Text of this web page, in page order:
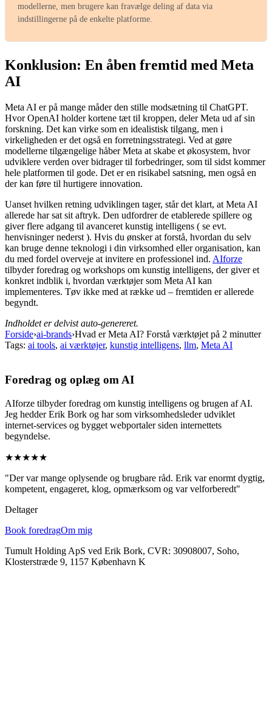
modellerne, men brugere kan fravælge deling af data via
indstillingerne på de enkelte platforme.
Konklusion: En åben fremtid med Meta
AI
Meta AI er på mange måder den stille modsætning til ChatGPT.
Hvor OpenAI holder kortene tæt til kroppen, deler Meta ud af sin
forskning. Det kan virke som en idealistisk tilgang, men i
virkeligheden er det også en forretningsstrategi. Ved at gøre
modellerne tilgængelige håber Meta at skabe et økosystem, hvor
udviklere verden over bidrager til forbedringer, som til sidst kommer
hele platformen til gode. Det er en risikabel satsning, men også en
der kan føre til hurtigere innovation.
Uanset hvilken retning udviklingen tager, står det klart, at Meta AI
allerede har sat sit aftryk. Den udfordrer de etablerede spillere og
giver flere adgang til avanceret kunstig intelligens ( se evt.
henvisninger nederst ). Hvis du ønsker at forstå, hvordan du selv
kan bruge denne teknologi i din virksomhed eller organisation, kan
du med fordel overveje at invitere en professionel ind. AIforze
tilbyder foredrag og workshops om kunstig intelligens, der giver et
konkret indblik i, hvordan værktøjer som Meta AI kan
implementeres. Tøv ikke med at række ud – fremtiden er allerede
begyndt.
Indholdet er delvist auto-genereret.
Forside›ai-brands›Hvad er Meta AI? Forstå værktøjet på 2 minutter
Tags: ai tools, ai værktøjer, kunstig intelligens, llm, Meta AI
Foredrag og oplæg om AI
AIforze tilbyder foredrag om kunstig intelligens og brugen af AI.
Jeg hedder Erik Bork og har som virksomhedsleder udviklet
internet-services og bygget webportaler siden internettets
begyndelse.
★★★★★
"Der var mange oplysende og brugbare råd. Erik var enormt dygtig,
kompetent, engageret, klog, opmærksom og var velforberedt"
Deltager
Book foredragOm mig
Tumult Holding ApS ved Erik Bork, CVR: 30908007, Soho,
Klosterstræde 9, 1157 København K